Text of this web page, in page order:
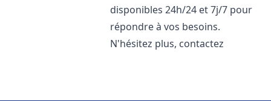
disponibles 24h/24 et 7j/7 pour
répondre à vos besoins.
N'hésitez plus, contactez